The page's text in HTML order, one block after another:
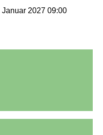
2027 09:00